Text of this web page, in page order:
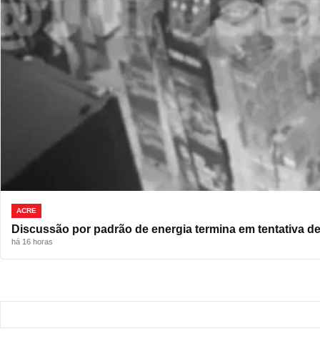
ACRE
Discussão por padrão de energia termina em tentativa
há 16 horas